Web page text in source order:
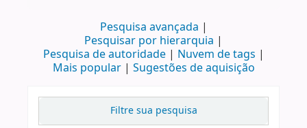
Pesquisa avançada
Pesquisar por hierarquia
Pesquisa de autoridade
Nuvem de tags
Mais popular
Sugestões de aquisição
Filtre sua pesquisa